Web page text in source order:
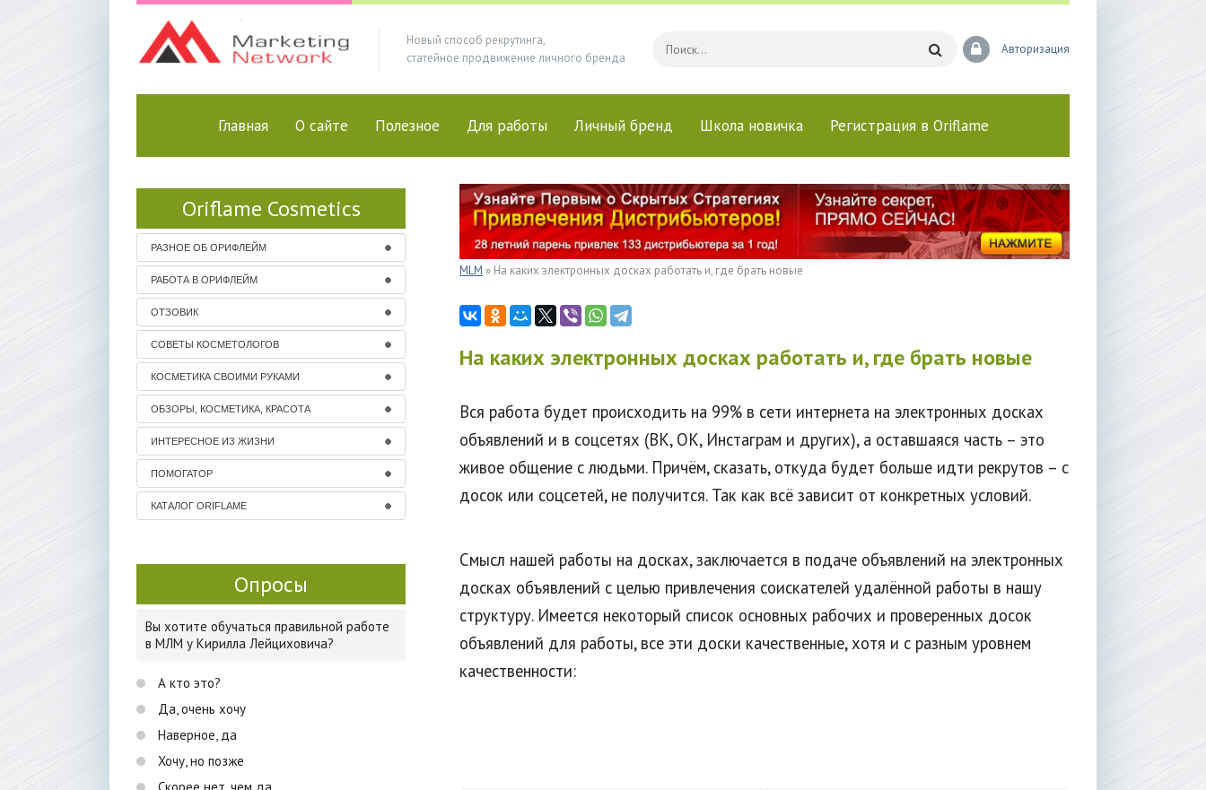
Новый способ рекрутинга,
статейное продвижение личного бренда
Авторизация
Главная О сайте Полезное Для работы Личный бренд Школа новичка Регистрация в Oriflame
Oriflame Cosmetics
РАЗНОЕ ОБ ОРИФЛЕЙМ
РАБОТА В ОРИФЛЕЙМ
ОТЗОВИК
СОВЕТЫ КОСМЕТОЛОГОВ
КОСМЕТИКА СВОИМИ РУКАМИ
ОБЗОРЫ, КОСМЕТИКА, КРАСОТА
ИНТЕРЕСНОЕ ИЗ ЖИЗНИ
ПОМОГАТОР
КАТАЛОГ ORIFLAME
Опросы
Вы хотите обучаться правильной работе
в МЛМ у Кирилла Лейциховича?
А кто это?
Да, очень хочу
Наверное, да
Хочу, но позже
MLM » На каких электронных досках работать и, где брать новые
На каких электронных досках работать и, где брать новые
Вся работа будет происходить на 99% в сети интернета на электронных досках
объявлений и в соцсетях (ВК, ОК, Инстаграм и других), а оставшаяся часть – это
живое общение с людьми. Причём, сказать, откуда будет больше идти рекрутов – с
досок или соцсетей, не получится. Так как всё зависит от конкретных условий.
Смысл нашей работы на досках, заключается в подаче объявлений на электронных
досках объявлений с целью привлечения соискателей удалённой работы в нашу
структуру. Имеется некоторый список основных рабочих и проверенных досок
объявлений для работы, все эти доски качественные, хотя и с разным уровнем
качественности: